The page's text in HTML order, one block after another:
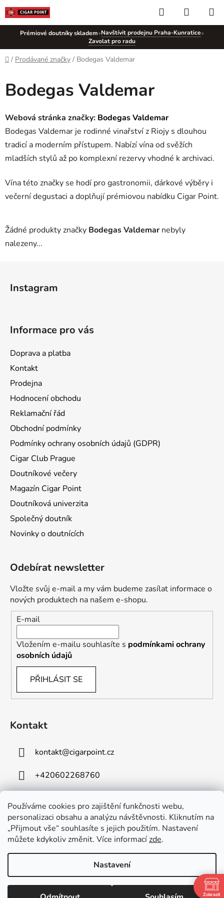
Používáme cookies pro zajištění funkčnosti webu,
personalizaci obsahu a analýzu návštěvnosti. Kliknutím na
„Přijmout vše“ souhlasíte s jejich použitím. Nastavení
můžete kdykoliv změnit. Více informacízde.
Nastavení
Přejít
na
obsah
Prémiové doutníky skladem•Navštívit prodejnu Praha-Kunratice•
Zavolat pro radu
Hledat
KOŠÍK
Domů
/ Prodávané značky / Bodegas Valdemar
Bodegas Valdemar
Webová stránka značky: Bodegas Valdemar
Bodegas Valdemar je rodinné vinařství z Riojy s dlouhou
tradicí a moderním přístupem. Nabízí vína od svěžích
mladších stylů až po komplexní rezervy vhodné k archivaci.
Vína této značky se hodí pro gastronomii, dárkové výběry i
večerní degustaci a doplňují prémiovou nabídku Cigar Point.
Žádné produkty značky Bodegas Valdemar nebyly
nalezeny...
Instagram
Informace pro vás
Doprava a platba
Kontakt
Prodejna
Hodnocení obchodu
Reklamační řád
Obchodní podmínky
Podmínky ochrany osobních údajů (GDPR)
Cigar Club Prague
Doutníkové večery
Magazín Cigar Point
Doutníková univerzita
Společný doutník
Novinky o doutnících
Odebírat newsletter
Vložte svůj e-mail a my vám budeme zasílat informace o
nových produktech na našem e-shopu.
E-mail
Vložením e-mailu souhlasíte s podmínkami ochrany
osobních údajů
PŘIHLÁSIT SE
Kontakt
kontakt@cigarpoint.cz
+420602268760
Cigar Point
. Všechna práva vyhrazena.
Upravit nastavení cookies
Používámeověření věku Adulto
Zobrazit